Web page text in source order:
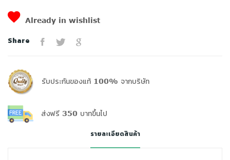
Already in wishlist
Share
รับประกันของแท้ 100% จากบริษัท
ส่งฟรี 350 บาทขึ้นไป
รายละเอียดสินค้า